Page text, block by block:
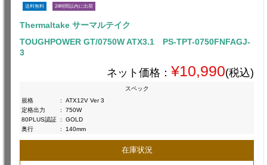
送料無料 24時間以内に出荷
Thermaltake サーマルテイク
TOUGHPOWER GT/0750W ATX3.1 PS-TPT-0750FNFAGJ-
3
ネット価格： ¥10,990(税込)
スペック
規格
:
ATX12V Ver 3
定格出力
:
750W
80PLUS認証 :
GOLD
奥行
: 140mm
在庫状況